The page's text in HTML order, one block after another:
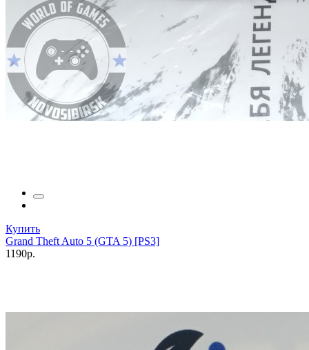
Купить
Grand Theft Auto 5 (GTA 5) [PS3]
1190р.